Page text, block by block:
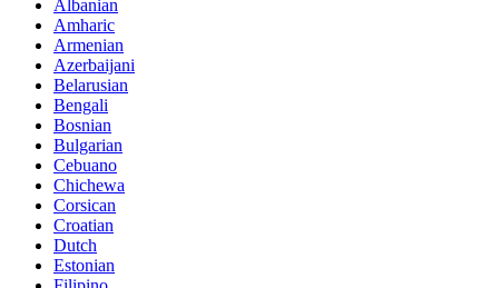
Albanian
Amharic
Armenian
Azerbaijani
Belarusian
Bengali
Bosnian
Bulgarian
Cebuano
Chichewa
Corsican
Croatian
Dutch
Estonian